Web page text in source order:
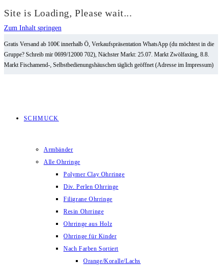
Site is Loading, Please wait...
Zum Inhalt springen
Gratis Versand ab 100€ innerhalb Ö, Verkaufspräsentation WhatsApp (du möchtest in die
Gruppe? Schreib mir 0699/12000 702), Nächster Markt: 25.07. Markt Zwölfaxing, 8.8.
Markt Fischamend-, Selbstbedienungshäuschen täglich geöffnet (Adresse im Impressum)
SCHMUCK
Armbänder
Alle Ohrringe
Polymer Clay Ohrringe
Div. Perlen Ohrringe
Filigrane Ohrringe
Resin Ohrringe
Ohrringe aus Holz
Ohrringe für Kinder
Nach Farben Sortiert
Orange/Koralle/Lachs